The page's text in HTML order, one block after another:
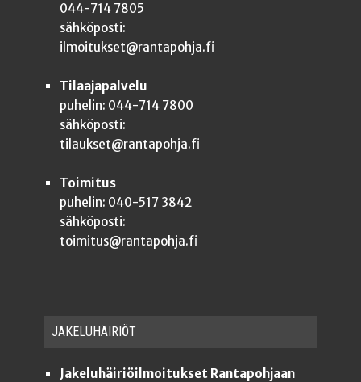
044-714 7805
sähköposti:
ilmoitukset@rantapohja.fi
Tilaajapalvelu
puhelin: 044-714 7800
sähköposti:
tilaukset@rantapohja.fi
Toimitus
puhelin: 040-517 3842
sähköposti:
toimitus@rantapohja.fi
JAKE­LU­HÄI­RIÖT
Jakeluhäiriöilmoitukset Rantapohjaan